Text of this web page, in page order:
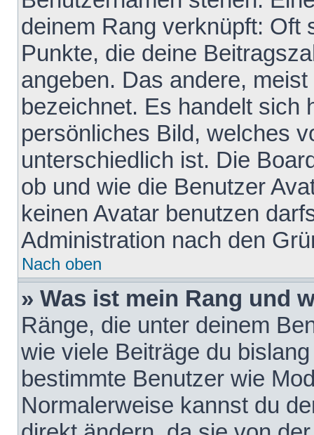
deinem Rang verknüpft: Oft
Punkte, die deine
angeben. Das andere,
bezeichnet. Es handelt sich
persönliches Bild, welches
unterschiedlich ist. Die
ob und wie die Benutzer
keinen Avatar benutzen
Administration nach den
Nach oben
» Was ist mein Rang und
Ränge, die unter deinem
wie viele Beiträge du
bestimmte Benutzer wie
Normalerweise kannst du